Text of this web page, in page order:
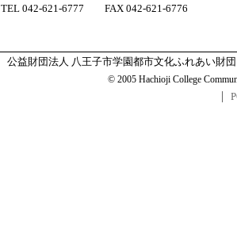
TEL 042-621-6777 FAX 042-621-6776
公益財団法人 八王子市学園都市文化ふれあい財団
© 2005 Hachioji College